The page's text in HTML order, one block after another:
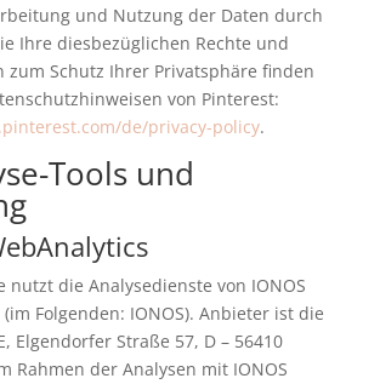
und Nutzung der Daten durch
Ihre diesbezüglichen Rechte und
zum Schutz Ihrer Privatsphäre finden
von Pinterest:
de/privacy-policy.
Tools und
nutzt die Analysedienste von IONOS
Folgenden: IONOS). Anbieter ist die
Elgendorfer Straße 57, D – 56410
Rahmen der Analysen mit IONOS